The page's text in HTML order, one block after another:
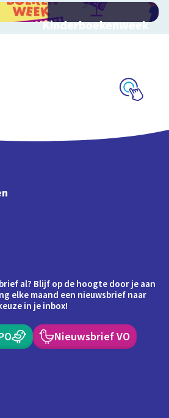
Kinderboekenweek
2026
al? Blijf op de hoogte door je aan
elke maand een nieuwsbrief naar
in je inbox!
Nieuwsbrief VO